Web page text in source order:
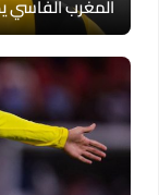
المغرب الفاسي